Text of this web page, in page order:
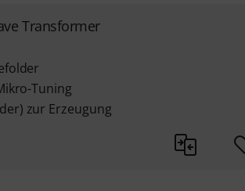
Transformer
Tuning
zur Erzeugung